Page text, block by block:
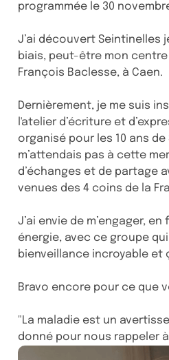
programmée le 30
J’ai découvert Seintinelles
biais, peut-être mon
François Baclesse, à Caen.
Dernièrement, je me suis
l'atelier d’écriture et
organisé pour les 10 ans
m’attendais pas à cette
d’échanges et de partage
venues des 4 coins de la
J’ai envie de m’engager,
énergie, avec ce groupe qui
bienveillance incroyable et
Bravo encore pour ce que
"La maladie est un
donné pour nous rappeler à